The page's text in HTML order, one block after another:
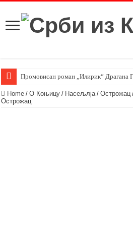
Промовисан роман „Илирик“ Драгана
Home / О Коњицу / Насељлја / Острожац
Острожац